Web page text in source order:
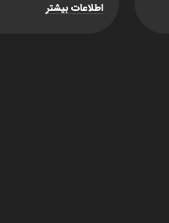
اطلاعات بیشتر